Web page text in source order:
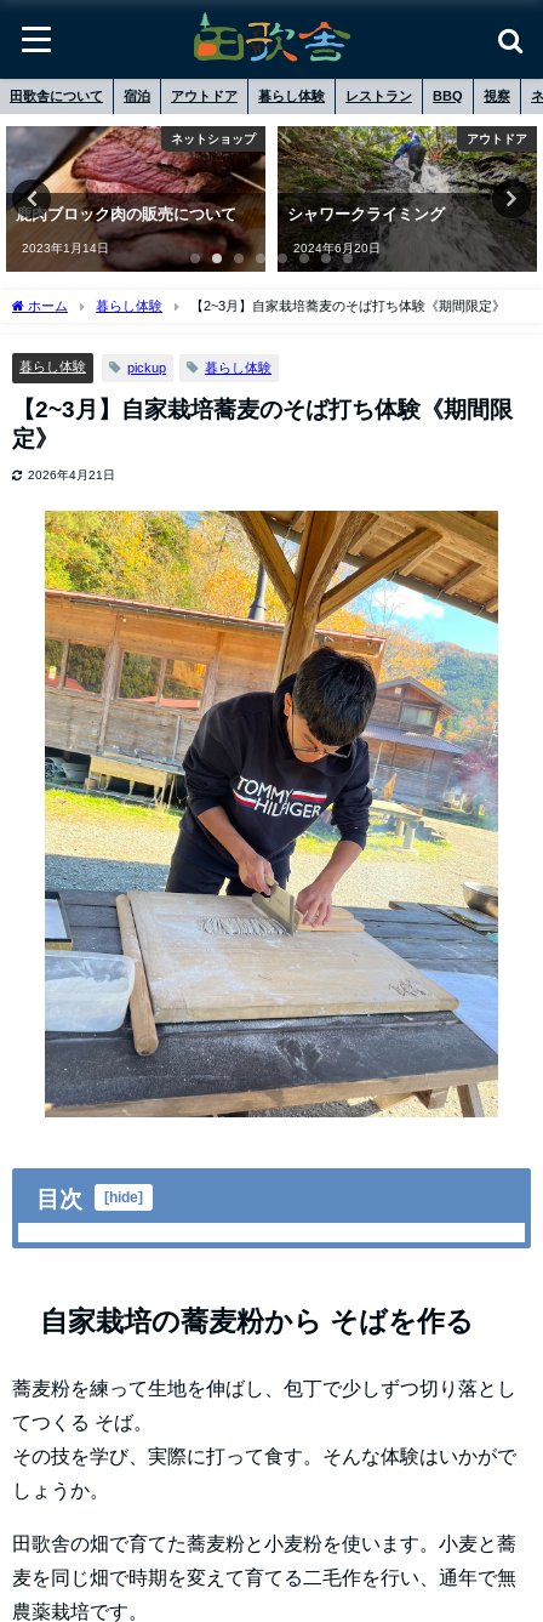
田歌舎について 宿泊 アウトドア 暮らし体験 レストラン BBQ 視察
ネットショップ
鹿肉ブロック肉の販売について
2023年1月14日
アウトドア
シャワークライミング
2024年6月20日
ホーム 暮らし体験 【2~3月】自家栽培蕎⻨のそば打ち体験《期間限定》
暮らし体験 pickup 暮らし体験
【2~3月】自家栽培蕎⻨のそば打ち体験《期間限
定》
2026年4月21日
目次 [hide]
自家栽培の蕎麦粉から そばを作る
蕎麦粉を練って生地を伸ばし、包丁で少しずつ切り落とし
てつくる そば。
その技を学び、実際に打って食す。そんな体験はいかがで
しょうか。
田歌舎の畑で育てた蕎麦粉と小麦粉を使います。小麦と蕎
麦を同じ畑で時期を変えて育てる二毛作を行い、通年で無
農薬栽培です。